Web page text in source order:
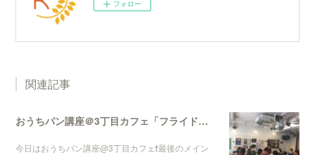
フォロー
関連記事
おうちパン講座＠3丁目カフェ「フライドオニオンとチーズの切りっぱなしパン」
今日はおうちパン講座@3丁目カフェ❗️最後のメイン